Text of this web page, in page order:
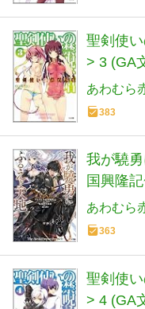
聖剣使
> 3 (GA
あわむら
383
我が驍
国興隆
あわむら
363
聖剣使
> 4 (GA